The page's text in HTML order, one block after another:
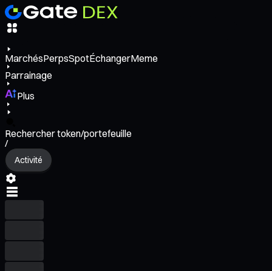
MarchésPerpsSpotÉchangerMeme
Parrainage
Plus
Rechercher token/portefeuille
/
Activité